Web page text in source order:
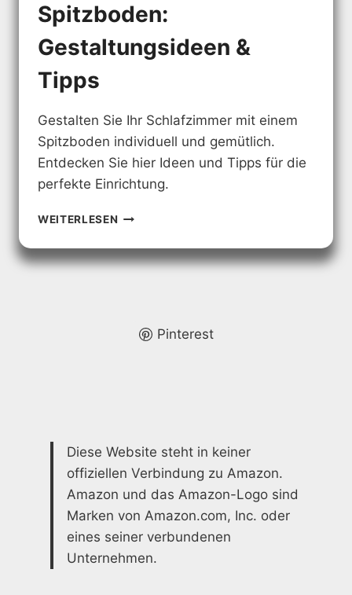
Spitzboden:
Gestaltungsideen &
Tipps
Gestalten Sie Ihr Schlafzimmer mit einem
Spitzboden individuell und gemütlich.
Entdecken Sie hier Ideen und Tipps für die
perfekte Einrichtung.
WEITERLESEN SCHLAFZIMMER
GESTALTUNGSIDEEN
&
Pinterest
Diese Website steht in keiner
offiziellen Verbindung zu Amazon.
Amazon und das Amazon-Logo sind
Marken von Amazon.com, Inc. oder
eines seiner verbundenen
Unternehmen.